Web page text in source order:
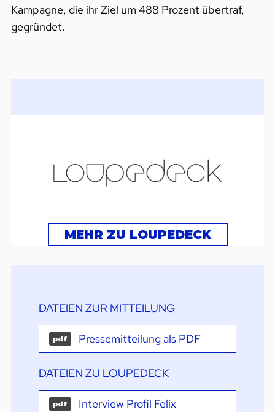
Kampagne, die ihr Ziel um 488 Prozent übertraf,
gegründet.
MEHR ZU LOUPEDECK
DATEIEN ZUR MITTEILUNG
pdf Pressemitteilung als PDF
DATEIEN ZU LOUPEDECK
pdf
Interview Profil Felix